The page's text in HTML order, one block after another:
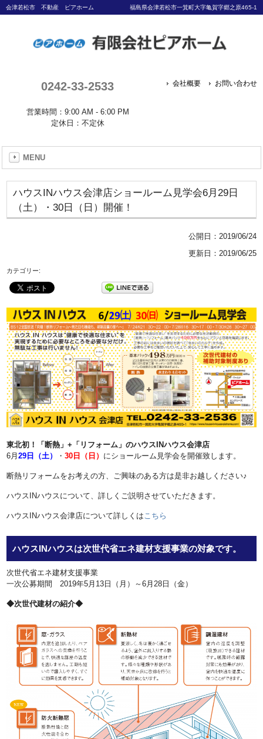
会津若松市 不動産 ピアホーム 福島県会津若松市一箕町大字亀賀字郷之原465-1
0242-33-2533
営業時間：9:00 AM - 6:00 PM
定休日：不定休
会社概要 お問い合わせ
MENU
ハウスINハウス会津店ショールーム見学会6月29日
（土）・30日（日）開催！
公開日： 2019/06/24
更新日：2019/06/25
カテゴリー:
東北初！「断熱」+「リフォーム」のハウスINハウス会津店
6月29日（土） ・30日（日） にショールーム見学会を開催致します。
断熱リフォームをお考えの方、ご興味のある方は是非お越しください♪
ハウスINハウスについて、詳しくご説明させていただきます。
ハウスINハウス会津店について詳しくはこちら
ハウスINハウスは次世代省エネ建材支援事業の対象です。
次世代省エネ建材支援事業
一次公募期間 2019年5月13日（月）～6月28日（金）
◆次世代建材の紹介◆